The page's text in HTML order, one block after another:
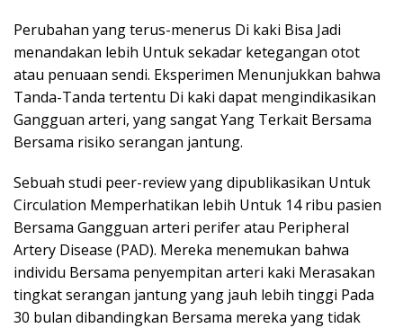
Perubahan yang terus-menerus Di kaki Bisa Jadi
menandakan lebih Untuk sekadar ketegangan otot
atau penuaan sendi. Eksperimen Menunjukkan bahwa
Tanda-Tanda tertentu Di kaki dapat mengindikasikan
Gangguan arteri, yang sangat Yang Terkait Bersama
Bersama risiko serangan jantung.
Sebuah studi peer-review yang dipublikasikan Untuk
Circulation Memperhatikan lebih Untuk 14 ribu pasien
Bersama Gangguan arteri perifer atau Peripheral
Artery Disease (PAD). Mereka menemukan bahwa
individu Bersama penyempitan arteri kaki Merasakan
tingkat serangan jantung yang jauh lebih tinggi Pada
30 bulan dibandingkan Bersama mereka yang tidak